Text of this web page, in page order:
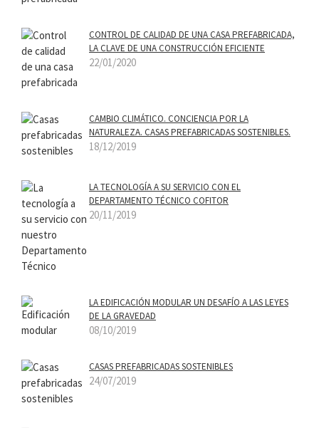
CONTROL DE CALIDAD DE UNA CASA PREFABRICADA,
LA CLAVE DE UNA CONSTRUCCIÓN EFICIENTE
22/01/2020
CAMBIO CLIMÁTICO. CONCIENCIA POR LA
NATURALEZA. CASAS PREFABRICADAS SOSTENIBLES.
18/12/2019
LA TECNOLOGÍA A SU SERVICIO CON EL
DEPARTAMENTO TÉCNICO COFITOR
20/11/2019
LA EDIFICACIÓN MODULAR UN DESAFÍ­O A LAS LEYES
DE LA GRAVEDAD
08/10/2019
CASAS PREFABRICADAS SOSTENIBLES
24/07/2019